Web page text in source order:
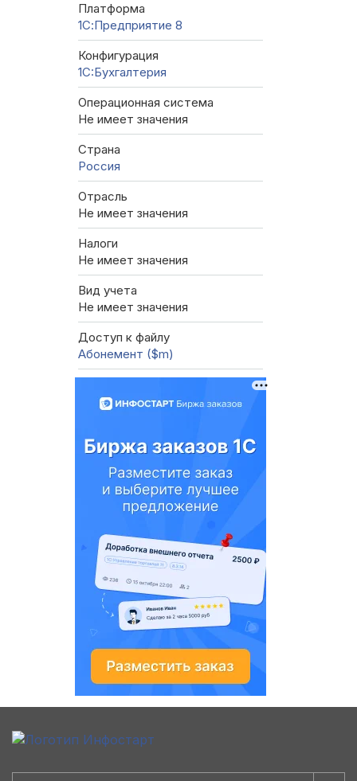
Платформа
1С:Предприятие 8
Конфигурация
1C:Бухгалтерия
Операционная система
Не имеет значения
Страна
Россия
Отрасль
Не имеет значения
Налоги
Не имеет значения
Вид учета
Не имеет значения
Доступ к файлу
Абонемент ($m)